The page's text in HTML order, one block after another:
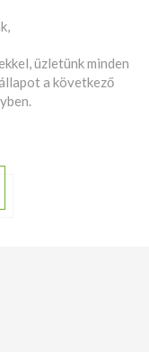
üzletünk minden
a következő